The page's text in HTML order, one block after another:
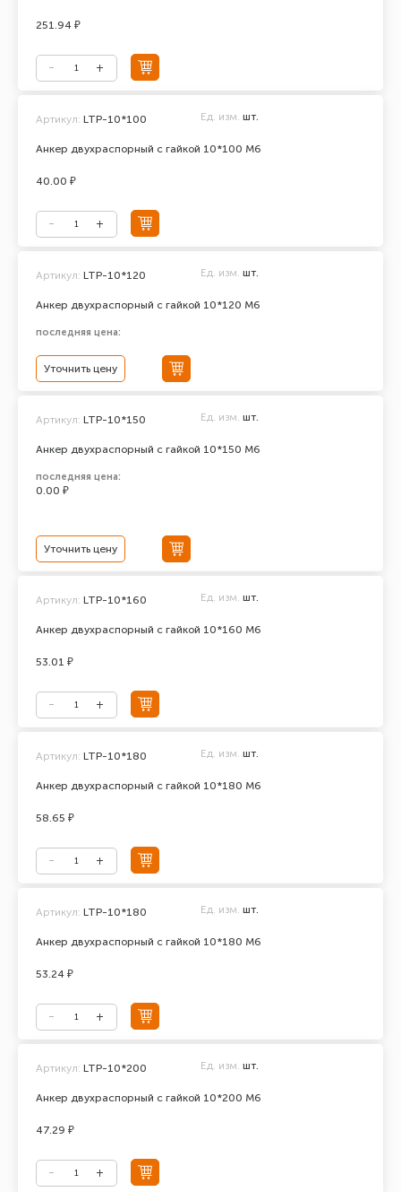
251.94 ₽
Анкер двухраспорный с гайкой 10*100 М6
Артикул: LTP-10*100 Ед. изм. шт.
40.00 ₽
Анкер двухраспорный с гайкой 10*120 М6
Артикул: LTP-10*120 Ед. изм. шт.
последняя цена:
Уточнить цену
Анкер двухраспорный с гайкой 10*150 М6
Артикул: LTP-10*150 Ед. изм. шт.
последняя цена:
0.00 ₽
Уточнить цену
Анкер двухраспорный с гайкой 10*160 М6
Артикул: LTP-10*160 Ед. изм. шт.
53.01 ₽
Анкер двухраспорный с гайкой 10*180 М6
Артикул: LTP-10*180 Ед. изм. шт.
58.65 ₽
Анкер двухраспорный с гайкой 10*180 М6
Артикул: LTP-10*180 Ед. изм. шт.
53.24 ₽
Анкер двухраспорный с гайкой 10*200 М6
Артикул: LTP-10*200 Ед. изм. шт.
47.29 ₽